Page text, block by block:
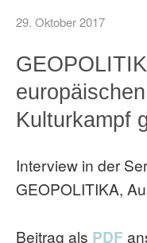
29. Oktober 2017
Kulturkampf
Interview in der
GEOPOLITIKA,
Beitrag als PDF